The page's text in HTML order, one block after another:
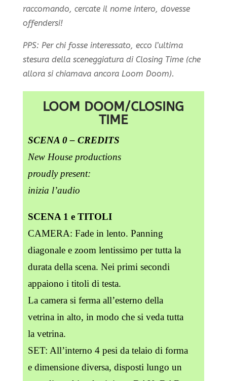
raccomando, cercate il nome intero, dovesse
offendersi!
PPS: Per chi fosse interessato, ecco l’ultima
stesura della sceneggiatura di Closing Time (che
allora si chiamava ancora Loom Doom).
LOOM DOOM/CLOSING
TIME
SCENA 0 – CREDITS
New House productions
proudly present:
inizia l’audio
SCENA 1 e TITOLI
CAMERA: Fade in lento. Panning
diagonale e zoom lentissimo per tutta la
durata della scena. Nei primi secondi
appaiono i titoli di testa.
La camera si ferma all’esterno della
vetrina in alto, in modo che si veda tutta
la vetrina.
SET: All’interno 4 pesi da telaio di forma
e dimensione diversa, disposti lungo un